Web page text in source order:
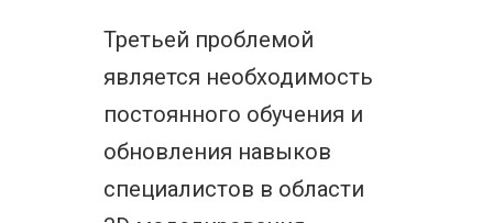
Третьей проблемой
является необходимость
постоянного обучения и
обновления навыков
специалистов в области